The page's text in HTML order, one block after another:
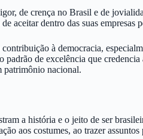
de crença no Brasil e de
dentro das suas empresas
à democracia,
padrão de excelência que
patrimônio nacional.
a história e o jeito de ser
aos costumes, ao trazer